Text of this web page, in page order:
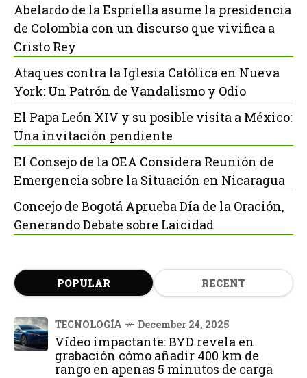
Abelardo de la Espriella asume la presidencia
de Colombia con un discurso que vivifica a
Cristo Rey
Ataques contra la Iglesia Católica en Nueva
York: Un Patrón de Vandalismo y Odio
El Papa León XIV y su posible visita a México:
Una invitación pendiente
El Consejo de la OEA Considera Reunión de
Emergencia sobre la Situación en Nicaragua
Concejo de Bogotá Aprueba Día de la Oración,
Generando Debate sobre Laicidad
POPULAR RECENT
TECNOLOGÍA December 24, 2025
Vídeo impactante: BYD revela en
grabación cómo añadir 400 km de
rango en apenas 5 minutos de carga